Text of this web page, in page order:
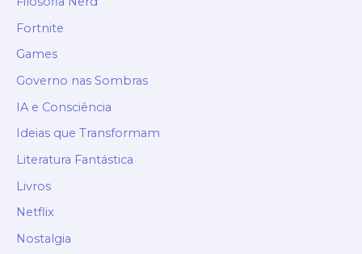
Fortnite
Games
Governo nas Sombras
IA e Consciência
Ideias que Transformam
Literatura Fantástica
Livros
Netflix
Nostalgia